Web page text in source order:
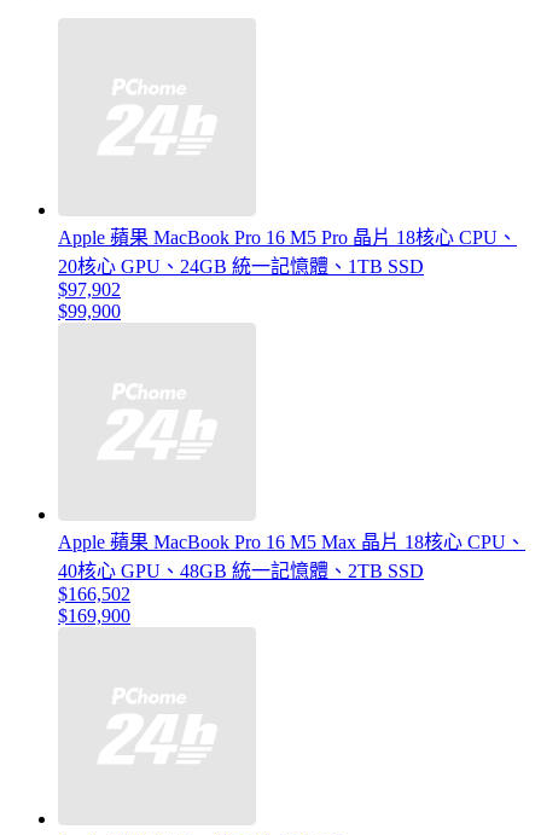
Apple 蘋果 MacBook Pro 16 M5 Pro 晶片 18核心 CPU、
20核心 GPU、24GB 統一記憶體、1TB SSD
$97,902
$99,900
Apple 蘋果 MacBook Pro 16 M5 Max 晶片 18核心 CPU、
40核心 GPU、48GB 統一記憶體、2TB SSD
$166,502
$169,900